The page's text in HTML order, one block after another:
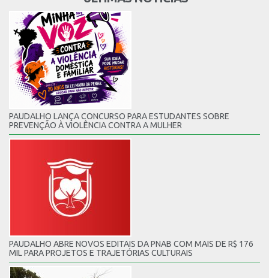
PAUDALHO LANÇA CONCURSO PARA ESTUDANTES SOBRE
PREVENÇÃO À VIOLÊNCIA CONTRA A MULHER
PAUDALHO ABRE NOVOS EDITAIS DA PNAB COM MAIS DE R$ 176
MIL PARA PROJETOS E TRAJETÓRIAS CULTURAIS